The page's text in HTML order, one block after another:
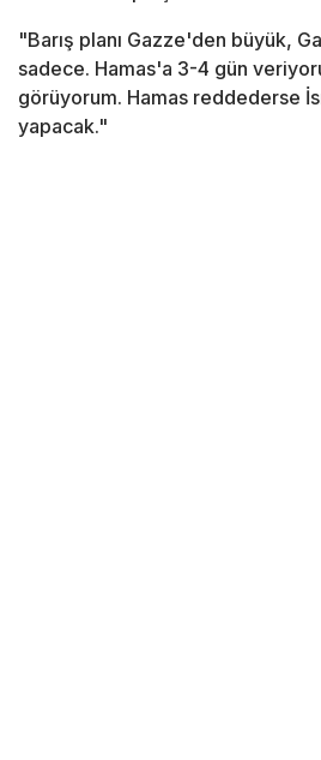
"Barış planı Gazze'den büyük,
sadece. Hamas'a 3-4 gün
görüyorum. Hamas reddederse
yapacak."